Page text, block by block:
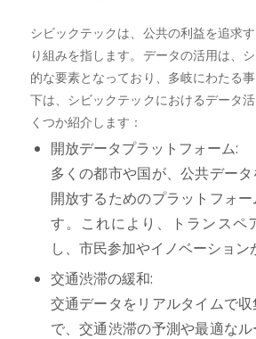
シビックテックは、公共の利益を追求
り組みを指します。データの活用は、
的な要素となっており、多岐にわたる
下は、シビックテックにおけるデータ
くつか紹介します：
開放データプラットフォーム:
多くの都市や国が、公共デー
開放するためのプラットフォ
す。これにより、トランスペ
し、市民参加やイノベーション
交通渋滞の緩和:
交通データをリアルタイムで
で、交通渋滞の予測や最適な